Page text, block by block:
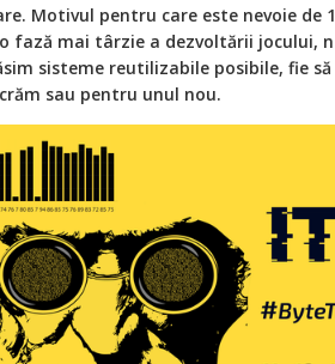
Motivul pentru care este nevoie de
fază mai târzie a dezvoltării jocului,
sisteme reutilizabile posibile, fie
sau pentru unul nou.